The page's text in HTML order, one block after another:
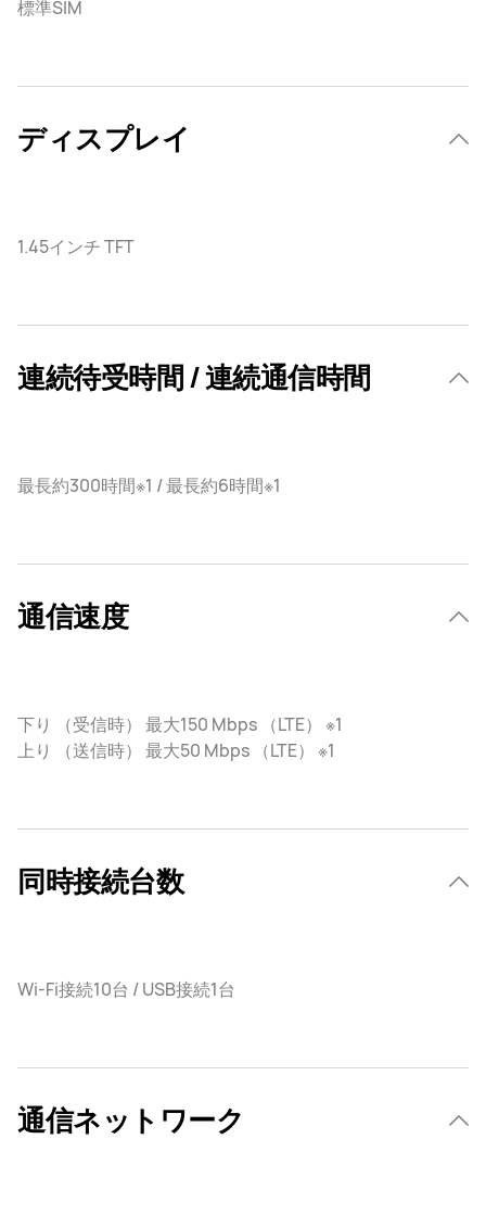
標準SIM
ディスプレイ
1.45インチ TFT
連続待受時間 / 連続通信時間
最長約300時間※1 / 最長約6時間※1
通信速度
下り （受信時） 最大150 Mbps （LTE） ※1
上り （送信時） 最大50 Mbps （LTE） ※1
同時接続台数
Wi-Fi接続10台 / USB接続1台
通信ネットワーク